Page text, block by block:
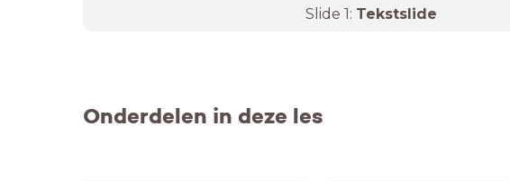
Slide 1: Tekstslide
Onderdelen in deze les